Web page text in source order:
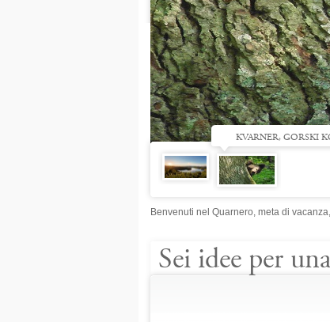
KVARNER, GORSKI
Benvenuti nel Quarnero, meta di
Sei idee per